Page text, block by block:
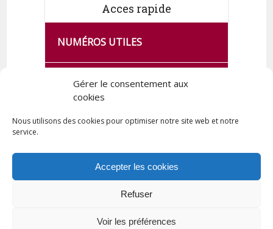
Gérer le consentement aux
cookies
Nous utilisons des cookies pour optimiser notre site web et notre
service.
Accepter les cookies
Refuser
Voir les préférences
Acces rapide
NUMÉROS UTILES
CA SE PASSE À FRANCE SERVICES
DE QUINGEY
Tous droits réservés © 2023 Commune de Quingey / Création -